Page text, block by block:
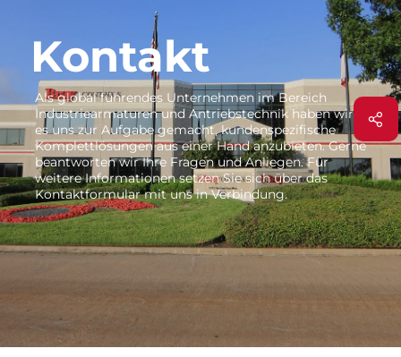
Kontakt
Als global führendes Unternehmen im Bereich
Industriearmaturen und Antriebstechnik haben wir
es uns zur Aufgabe gemacht, kundenspezifische
Komplettlösungen aus einer Hand anzubieten. Gerne
beantworten wir Ihre Fragen und Anliegen. Für
weitere Informationen setzen Sie sich über das
Kontaktformular mit uns in Verbindung.